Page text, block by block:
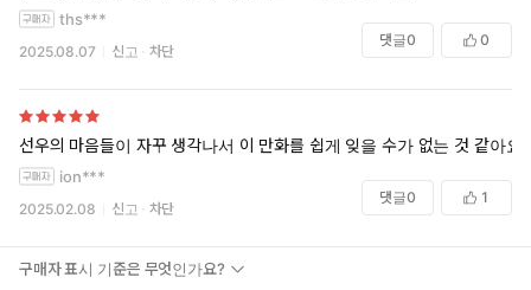
ths***
2025.08.07 신고 차단
댓글0 0
선우의 마음들이 자꾸 생각나서 이 만화를 쉽게 잊을 수가 없는 것 같아요
ion***
2025.02.08 신고 차단
댓글0 1
구매자 표시 기준은 무엇인가요?